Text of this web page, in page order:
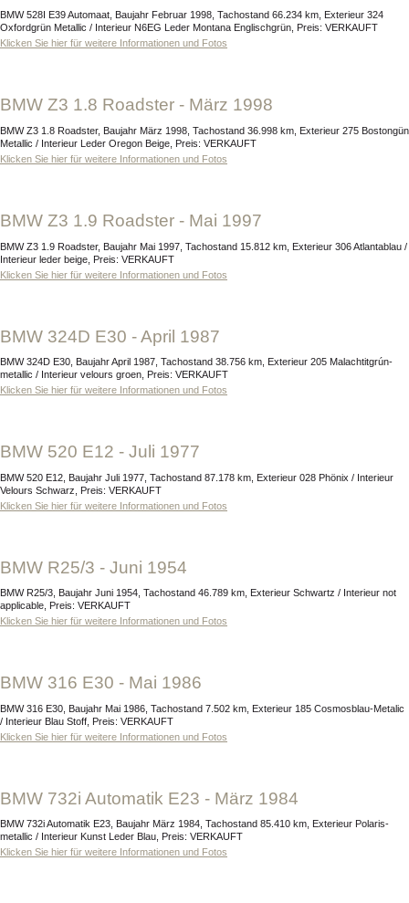
BMW 528I E39 Automaat, Baujahr Februar 1998, Tachostand 66.234 km, Exterieur 324
Oxfordgrün Metallic / Interieur N6EG Leder Montana Englischgrün, Preis: VERKAUFT
Klicken Sie hier für weitere Informationen und Fotos
BMW Z3 1.8 Roadster - März 1998
BMW Z3 1.8 Roadster, Baujahr März 1998, Tachostand 36.998 km, Exterieur 275 Bostongün
Metallic / Interieur Leder Oregon Beige, Preis: VERKAUFT
Klicken Sie hier für weitere Informationen und Fotos
BMW Z3 1.9 Roadster - Mai 1997
BMW Z3 1.9 Roadster, Baujahr Mai 1997, Tachostand 15.812 km, Exterieur 306 Atlantablau /
Interieur leder beige, Preis: VERKAUFT
Klicken Sie hier für weitere Informationen und Fotos
BMW 324D E30 - April 1987
BMW 324D E30, Baujahr April 1987, Tachostand 38.756 km, Exterieur 205 Malachtitgrún-
metallic / Interieur velours groen, Preis: VERKAUFT
Klicken Sie hier für weitere Informationen und Fotos
BMW 520 E12 - Juli 1977
BMW 520 E12, Baujahr Juli 1977, Tachostand 87.178 km, Exterieur 028 Phönix / Interieur
Velours Schwarz, Preis: VERKAUFT
Klicken Sie hier für weitere Informationen und Fotos
BMW R25/3 - Juni 1954
BMW R25/3, Baujahr Juni 1954, Tachostand 46.789 km, Exterieur Schwartz / Interieur not
applicable, Preis: VERKAUFT
Klicken Sie hier für weitere Informationen und Fotos
BMW 316 E30 - Mai 1986
BMW 316 E30, Baujahr Mai 1986, Tachostand 7.502 km, Exterieur 185 Cosmosblau-Metalic
/ Interieur Blau Stoff, Preis: VERKAUFT
Klicken Sie hier für weitere Informationen und Fotos
BMW 732i Automatik E23 - März 1984
BMW 732i Automatik E23, Baujahr März 1984, Tachostand 85.410 km, Exterieur Polaris-
metallic / Interieur Kunst Leder Blau, Preis: VERKAUFT
Klicken Sie hier für weitere Informationen und Fotos